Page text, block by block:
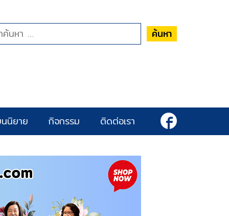
ค้นหา
นิยาย กิจกรรม ติดต่อเรา